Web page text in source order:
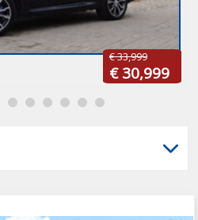
€ 33,999
€ 30,999